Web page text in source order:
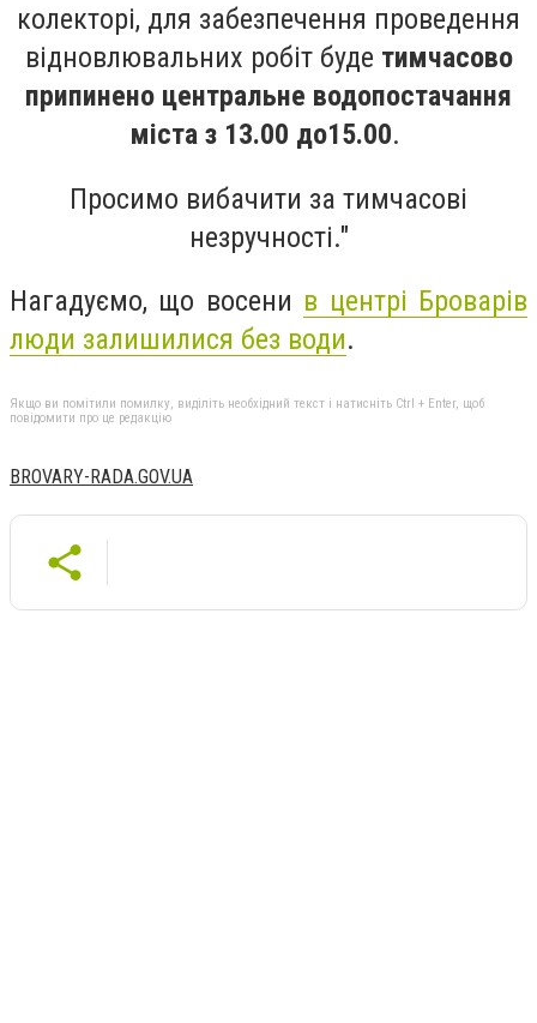
колекторі, для забезпечення проведення
відновлювальних робіт буде тимчасово
припинено центральне водопостачання
міста з 13.00 до15.00.
Просимо вибачити за тимчасові
незручності."
Нагадуємо, що восени в центрі Броварів
люди залишилися без води.
Якщо ви помітили помилку, виділіть необхідний текст і натисніть Ctrl + Enter, щоб
повідомити про це редакцію
BROVARY-RADA.GOV.UA